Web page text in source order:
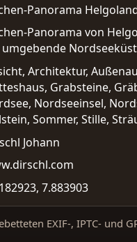
Panorama
Panorama von
Architektur,
Grabsteine,
Nordseeinsel,
Sommer, Stille,
Johann
7.883903
EXIF-, IPTC- und